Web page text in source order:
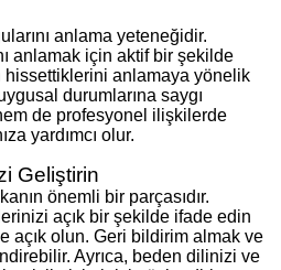
anlama yeteneğidir.
anlamak için aktif bir şekilde
hissettiklerini anlamaya yönelik
durumlarına saygı
de profesyonel ilişkilerde
yardımcı olur.
Geliştirin
önemli bir parçasıdır.
açık bir şekilde ifade edin
açık olun. Geri bildirim almak ve
Ayrıca, beden dilinizi ve